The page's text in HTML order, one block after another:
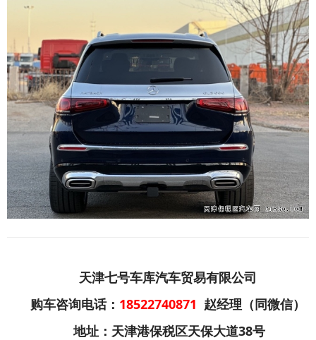
天津七号车库汽车贸易有限公司
购车咨询电话： 18522740871 赵经理（同微信）
地址：天津港保税区天保大道38号